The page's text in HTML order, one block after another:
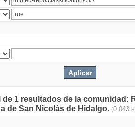
de 1 resultados de la comunidad:
de San Nicolás de Hidalgo. (0.043